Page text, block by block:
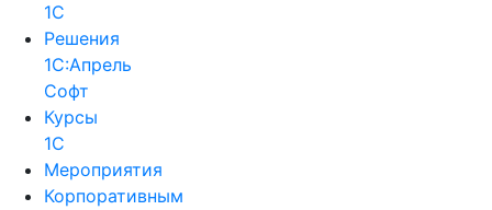
1С
Решения
1С:Апрель
Софт
Курсы
1С
Мероприятия
Корпоративным